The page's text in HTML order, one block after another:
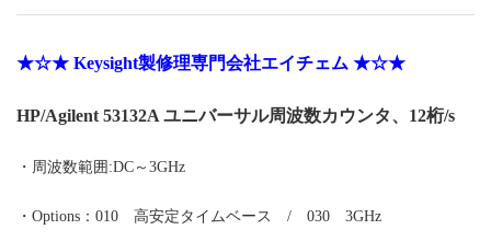
★☆★ Keysight製修理専門会社エイチェム ★☆★
HP/Agilent 53132A ユニバーサル周波数カウンタ、12桁/s
・周波数範囲:DC～3GHz
・Options：010 高安定タイムベース / 030 3GHz